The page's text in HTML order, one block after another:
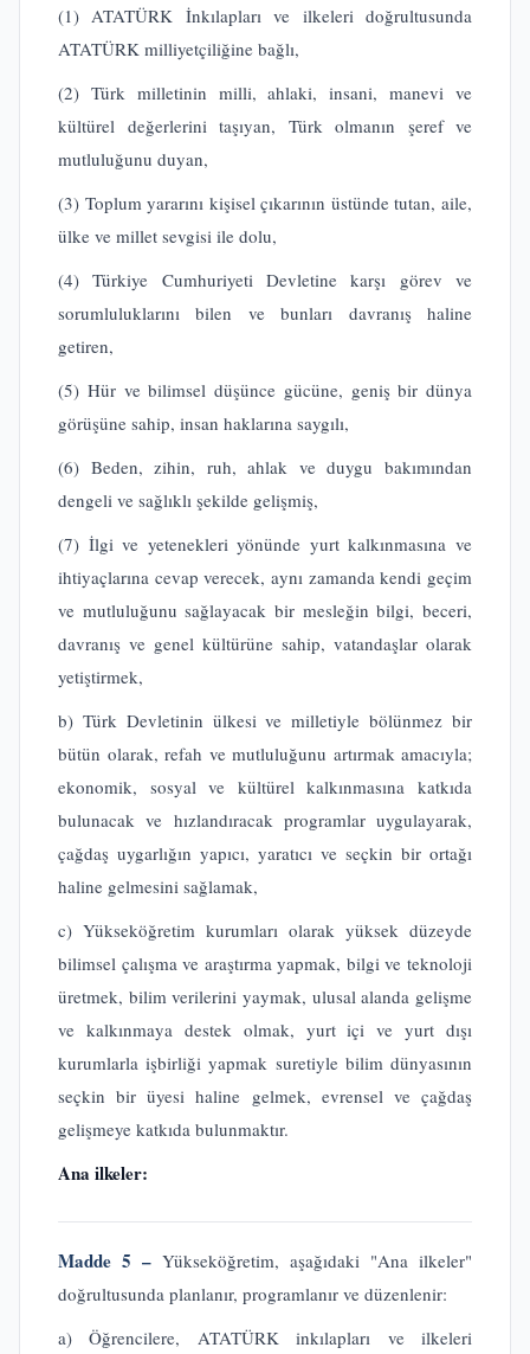
(1) ATATÜRK İnkılapları ve ilkeleri doğrultusunda
ATATÜRK milliyetçiliğine bağlı,
(2) Türk milletinin milli, ahlaki, insani, manevi ve
kültürel değerlerini taşıyan, Türk olmanın şeref ve
mutluluğunu duyan,
(3) Toplum yararını kişisel çıkarının üstünde tutan, aile,
ülke ve millet sevgisi ile dolu,
(4) Türkiye Cumhuriyeti Devletine karşı görev ve
sorumluluklarını bilen ve bunları davranış haline
getiren,
(5) Hür ve bilimsel düşünce gücüne, geniş bir dünya
görüşüne sahip, insan haklarına saygılı,
(6) Beden, zihin, ruh, ahlak ve duygu bakımından
dengeli ve sağlıklı şekilde gelişmiş,
(7) İlgi ve yetenekleri yönünde yurt kalkınmasına ve
ihtiyaçlarına cevap verecek, aynı zamanda kendi geçim
ve mutluluğunu sağlayacak bir mesleğin bilgi, beceri,
davranış ve genel kültürüne sahip, vatandaşlar olarak
yetiştirmek,
b) Türk Devletinin ülkesi ve milletiyle bölünmez bir
bütün olarak, refah ve mutluluğunu artırmak amacıyla;
ekonomik, sosyal ve kültürel kalkınmasına katkıda
bulunacak ve hızlandıracak programlar uygulayarak,
çağdaş uygarlığın yapıcı, yaratıcı ve seçkin bir ortağı
haline gelmesini sağlamak,
c) Yükseköğretim kurumları olarak yüksek düzeyde
bilimsel çalışma ve araştırma yapmak, bilgi ve teknoloji
üretmek, bilim verilerini yaymak, ulusal alanda gelişme
ve kalkınmaya destek olmak, yurt içi ve yurt dışı
kurumlarla işbirliği yapmak suretiyle bilim dünyasının
seçkin bir üyesi haline gelmek, evrensel ve çağdaş
gelişmeye katkıda bulunmaktır.
Ana ilkeler:
Madde 5 – Yükseköğretim, aşağıdaki "Ana ilkeler"
doğrultusunda planlanır, programlanır ve düzenlenir:
a) Öğrencilere, ATATÜRK inkılapları ve ilkeleri